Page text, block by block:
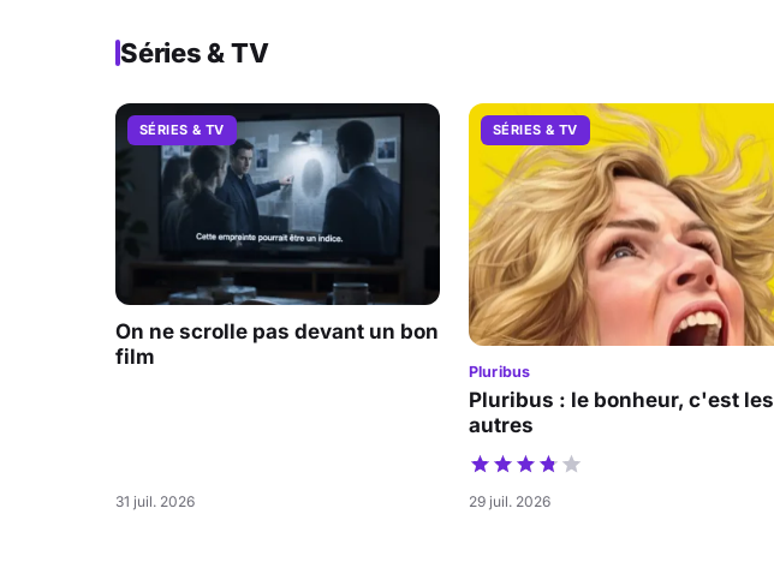
Séries & TV
SÉRIES & TV
On ne scrolle pas devant un bon
film
31 juil. 2026
SÉRIES & TV
Pluribus
Pluribus : le bonheur, c'est les
autres
29 juil. 2026